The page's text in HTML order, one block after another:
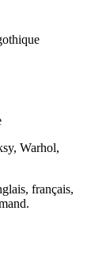
Warhol,
français,